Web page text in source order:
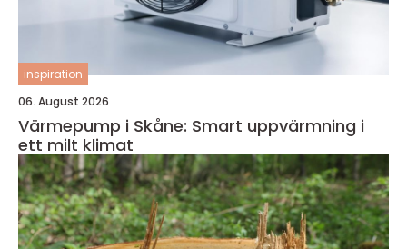
inspiration
06. August 2026
Värmepump i Skåne: Smart uppvärmning i
ett milt klimat